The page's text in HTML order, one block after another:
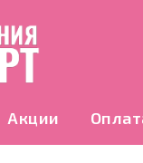
Акции